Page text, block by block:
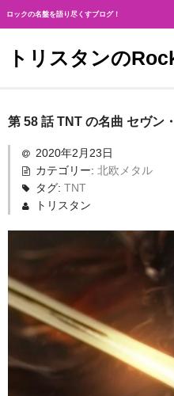
ロックの名盤を語り尽くすブログ！
トリスタンの
ハード・ロック
ギタリスト
メロディアス・ロック
ヘヴィ・メタル
ジャーマン・メタル
アメリカン・メタル
第 58 話 TNT の名曲 セヴン
2020年2月23日
カテゴリー: 北欧メタル
タグ: TNT
トリスタン